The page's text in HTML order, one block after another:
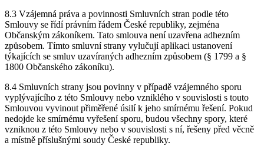
8.3 Vzájemná práva a povinnosti Smluvních stran podle této
Smlouvy se řídí právním řádem České republiky, zejména
Občanským zákoníkem. Tato smlouva není uzavřena adhezním
způsobem. Tímto smluvní strany vylučují aplikaci ustanovení
týkajících se smluv uzavíraných adhezním způsobem (§ 1799 a §
1800 Občanského zákoníku).
8.4 Smluvních strany jsou povinny v případě vzájemného sporu
vyplývajícího z této Smlouvy nebo vzniklého v souvislosti s touto
Smlouvou vyvinout přiměřené úsilí k jeho smírnému řešení. Pokud
nedojde ke smírnému vyřešení sporu, budou všechny spory, které
vzniknou z této Smlouvy nebo v souvislosti s ní, řešeny před věcně
a místně příslušnými soudy České republiky.